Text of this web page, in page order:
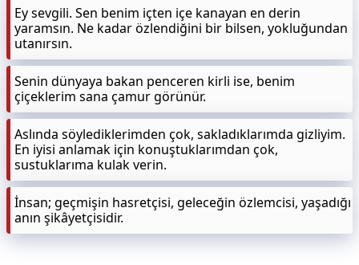
Ey sevgili. Sen benim içten içe kanayan en derin
yaramsın. Ne kadar özlendiğini bir bilsen, yokluğundan
utanırsın.
Senin dünyaya bakan penceren kirli ise, benim
çiçeklerim sana çamur görünür.
Aslında söylediklerimden çok, sakladıklarımda gizliyim.
En iyisi anlamak için konuştuklarımdan çok,
sustuklarıma kulak verin.
İnsan; geçmişin hasretçisi, geleceğin özlemcisi, yaşadığı
anın şikâyetçisidir.